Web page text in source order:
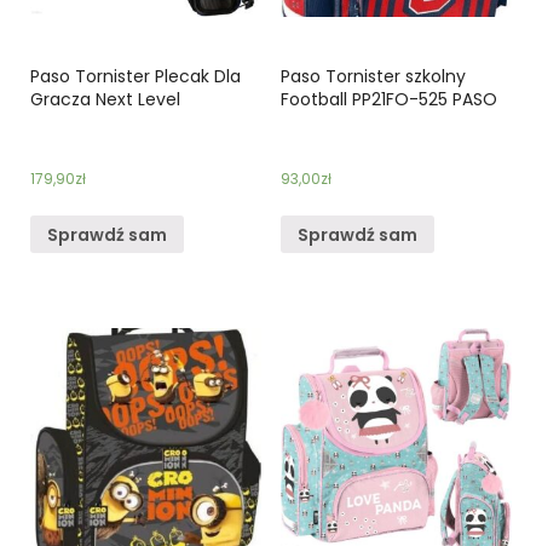
Paso Tornister Plecak Dla
Gracza Next Level
179,90zł
Sprawdź sam
Paso Tornister szkolny
Football PP21FO-525 PASO
93,00zł
Sprawdź sam